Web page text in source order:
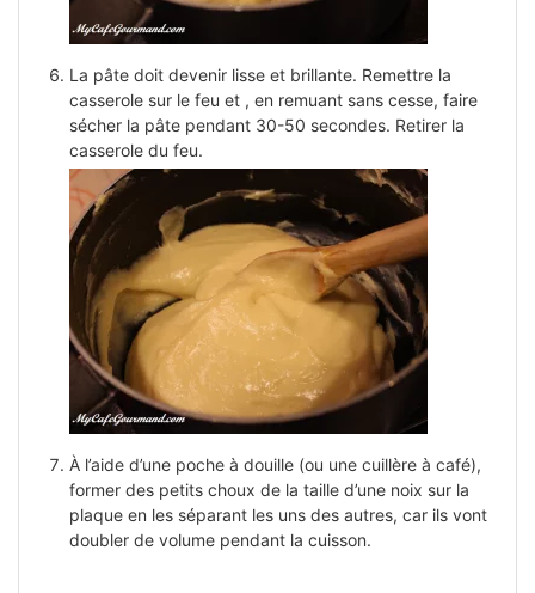
La pâte doit devenir lisse et brillante. Remettre la
casserole sur le feu et , en remuant sans cesse, faire
sécher la pâte pendant 30-50 secondes. Retirer la
casserole du feu.
À l’aide d’une poche à douille (ou une cuillère à café),
former des petits choux de la taille d’une noix sur la
plaque en les séparant les uns des autres, car ils vont
doubler de volume pendant la cuisson.